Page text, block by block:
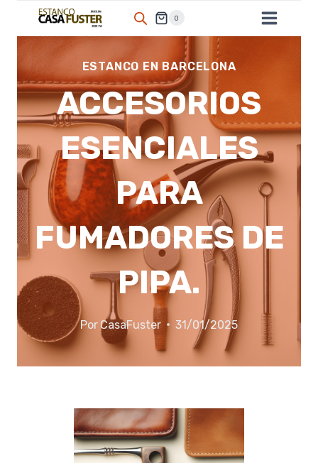
contenido
0
ESTANCO EN BARCELONA
ACCESORIOS
ESENCIALES
PARA
FUMADORES DE
PIPA.
Por CasaFuster 31/01/2025